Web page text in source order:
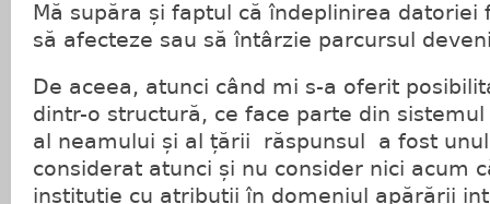
Mă supăra și faptul că îndeplinirea
să afecteze sau să întârzie parcursul
De aceea, atunci când mi s-a oferit
dintr-o structură, ce face parte din
al neamului și al țării răspunsul a fost
considerat atunci și nu consider nici acum
instituție cu atribuții în domeniul apărării